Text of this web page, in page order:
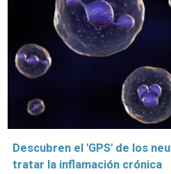
Descubren el 'GPS' de los
tratar la inflamación crónica